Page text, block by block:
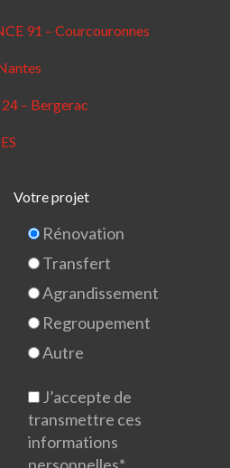
91 – Courcouronnes
– Bergerac
Votre projet
Rénovation
Transfert
Agrandissement
Regroupement
Autre
J’accepte de
transmettre ces
informations